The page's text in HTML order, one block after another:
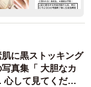
に黒ストッキング
真集「 大胆なカ
して見てくださ